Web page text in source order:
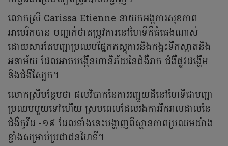
លោកស្រី Carissa Etienne នាយកអង្គការសុខភាព
អាមេរិកបាន បញ្ជាក់ថាតម្រូវការនៅហៃទីគឺធំធេងណាស់
ដោយសារតែបញ្ហាប្រឈមផ្នែកភស្តុភារនិងកង្វះទឹកស្អាតនិង
អនាម័យ ដែលអាចបង្កើនហានិភ័យនៃជំងឺរាក ជំងឺផ្លូវដង្ហើម
និងជំងឺស្បែក។
លោកស្រីបន្ថែមថា ផលវិបាកនៃការរញ្ជួយដីនៅហៃទីជាបញ្ហា
ប្រឈមមួយទៅហើយ ស្របពេលដែលរងការរីករាលដាលនៃ
ជំងឺកូវីដ -១៩ ដែលទាំងនេះបង្ហាញពីស្ថានភាពប្រឈមយ៉ាង
ខ្លាំងសម្រាប់ប្រជាជនហៃទី។